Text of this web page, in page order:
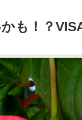
も！？